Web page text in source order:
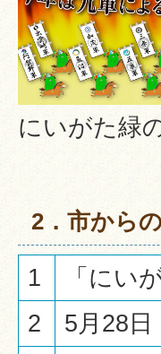
にいがた緑
2．市から
1
「にい
2
5月28